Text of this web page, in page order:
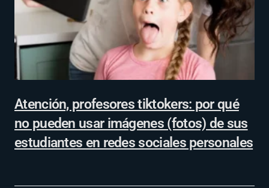
Atención, profesores tiktokers: por qué
no pueden usar imágenes (fotos) de sus
estudiantes en redes sociales personales